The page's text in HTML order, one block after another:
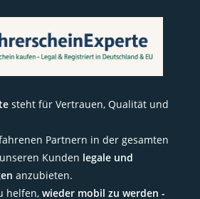
steht für Vertrauen, Qualität und
Partnern in der gesamten
Kunden legale und
anzubieten.
helfen,wieder mobil zu werden -